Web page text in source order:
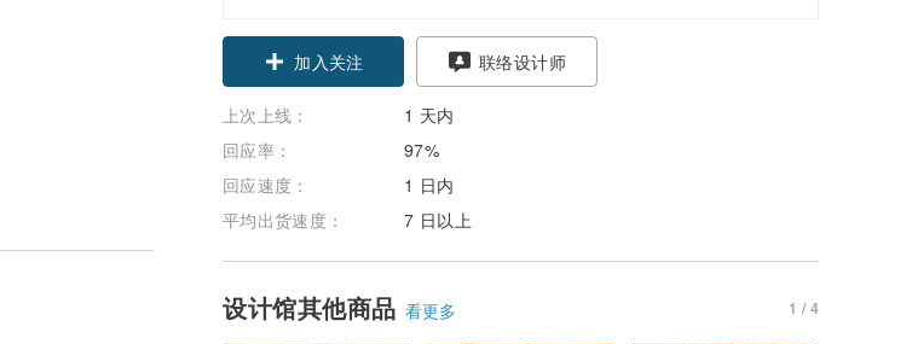
加入关注 联络设计师
上次上线：
1 天内
回应率：
97%
回应速度：
1 日内
平均出货速度：
7 日以上
设计馆其他商品 看更多 1 / 4